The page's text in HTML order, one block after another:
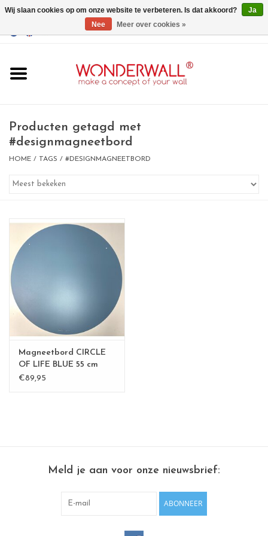
GBP/USD
magneetborden
whiteboards
Ontwerp op maat
BIG SALE , GRAB YOUR
CHANCE
LIMITED EXCLUSIVES
Rechthoekige , vierkante, ronde
Producten getagd met
#designmagneetbord
HOME / TAGS / #DESIGNMAGNEETBORD
Magneetbord CIRCLE
OF LIFE BLUE 55 cm
€89,95
Meld je aan voor onze nieuwsbrief:
ABONNEER
Wij slaan cookies op om onze website te verbeteren. Is dat akkoord?
Ja
Nee
Meer over cookies »